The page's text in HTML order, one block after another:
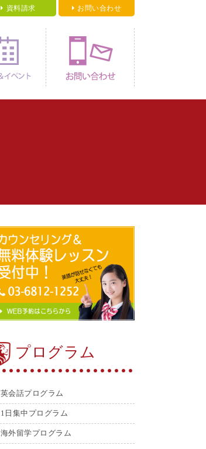
資料請求 お問い合わせ
ニュース＆イベント お問い合わせ
プログラム
英会話プログラム
1日集中プログラム
海外留学プログラム